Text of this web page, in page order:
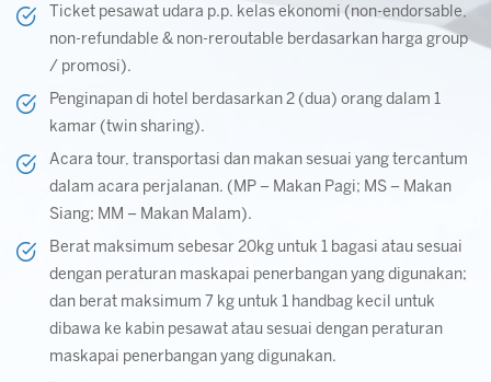
Ticket pesawat udara p.p. kelas ekonomi (non-endorsable,
non-refundable & non-reroutable berdasarkan harga group
/ promosi).
Penginapan di hotel berdasarkan 2 (dua) orang dalam 1
kamar (twin sharing).
Acara tour, transportasi dan makan sesuai yang tercantum
dalam acara perjalanan. (MP – Makan Pagi; MS – Makan
Siang; MM – Makan Malam).
Berat maksimum sebesar 20kg untuk 1 bagasi atau sesuai
dengan peraturan maskapai penerbangan yang digunakan;
dan berat maksimum 7 kg untuk 1 handbag kecil untuk
dibawa ke kabin pesawat atau sesuai dengan peraturan
maskapai penerbangan yang digunakan.